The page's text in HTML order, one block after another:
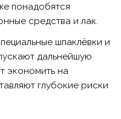
понадобятся
средства и лак.
шпаклёвки и
дальнейшую
экономить на
глубокие риски